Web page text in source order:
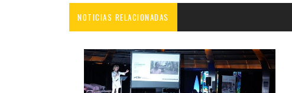
NOTICIAS RELACIONADAS